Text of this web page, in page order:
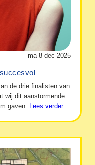
ma 8 dec 2025
de drie finalisten van
wij dit aanstormende
gaven. Lees verder